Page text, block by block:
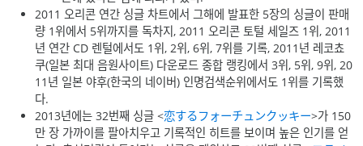
2011 오리콘 연간 싱글 차트에서 그해에 발표한 5장의 싱글이 판매
량 1위에서 5위까지를 독차지, 2011 오리콘 토털 세일즈 1위, 2011
년 연간 CD 렌털에서도 1위, 2위, 6위, 7위를 기록, 2011년 레코쵸
쿠(일본 최대 음원사이트) 다운로드 종합 랭킹에서 3위, 5위, 9위, 20
11년 일본 야후(한국의 네이버) 인명검색순위에서도 1위를 기록했
다.
2013년에는 32번째 싱글 <恋するフォーチュンクッキー>가 150
만 장 가까이를 팔아치우고 기록적인 히트를 보이며 높은 인기를 얻